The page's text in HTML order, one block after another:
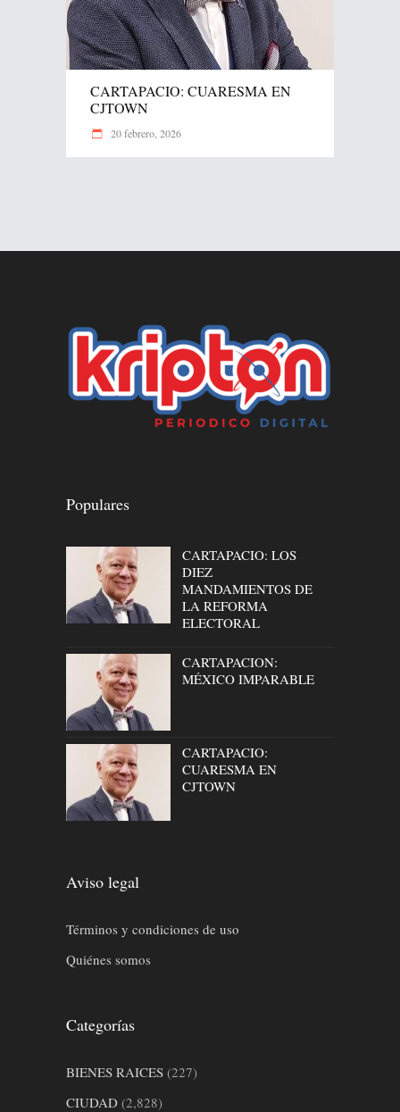
CARTAPACIO: CUARESMA EN
CJTOWN
20 febrero, 2026
Populares
CARTAPACIO: LOS
DIEZ
MANDAMIENTOS DE
LA REFORMA
ELECTORAL
CARTAPACION:
MÉXICO IMPARABLE
CARTAPACIO:
CUARESMA EN
CJTOWN
Aviso legal
Términos y condiciones de uso
Quiénes somos
Categorías
BIENES RAICES (227)
CIUDAD (2,828)